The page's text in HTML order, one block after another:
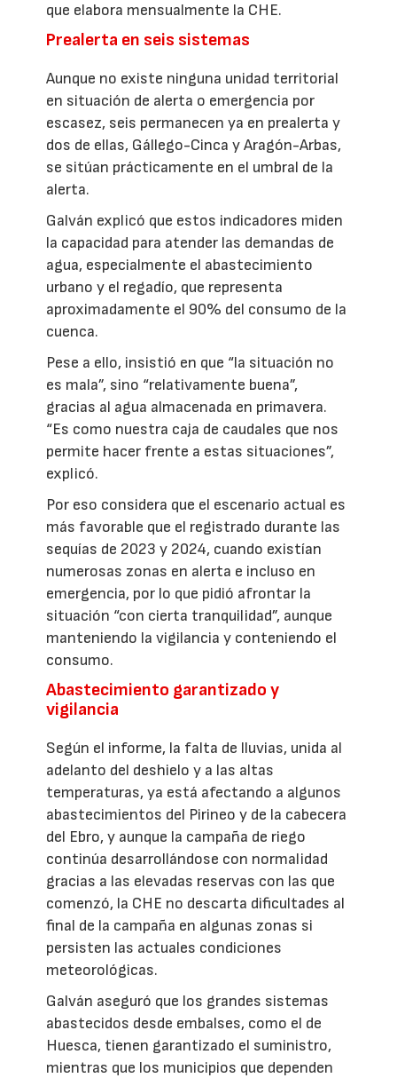
que elabora mensualmente la CHE.
Prealerta en seis sistemas
Aunque no existe ninguna unidad territorial
en situación de alerta o emergencia por
escasez, seis permanecen ya en prealerta y
dos de ellas, Gállego-Cinca y Aragón-Arbas,
se sitúan prácticamente en el umbral de la
alerta.
Galván explicó que estos indicadores miden
la capacidad para atender las demandas de
agua, especialmente el abastecimiento
urbano y el regadío, que representa
aproximadamente el 90% del consumo de la
cuenca.
Pese a ello, insistió en que “la situación no
es mala”, sino “relativamente buena”,
gracias al agua almacenada en primavera.
“Es como nuestra caja de caudales que nos
permite hacer frente a estas situaciones”,
explicó.
Por eso considera que el escenario actual es
más favorable que el registrado durante las
sequías de 2023 y 2024, cuando existían
numerosas zonas en alerta e incluso en
emergencia, por lo que pidió afrontar la
situación “con cierta tranquilidad”, aunque
manteniendo la vigilancia y conteniendo el
consumo.
Abastecimiento garantizado y
vigilancia
Según el informe, la falta de lluvias, unida al
adelanto del deshielo y a las altas
temperaturas, ya está afectando a algunos
abastecimientos del Pirineo y de la cabecera
del Ebro, y aunque la campaña de riego
continúa desarrollándose con normalidad
gracias a las elevadas reservas con las que
comenzó, la CHE no descarta dificultades al
final de la campaña en algunas zonas si
persisten las actuales condiciones
meteorológicas.
Galván aseguró que los grandes sistemas
abastecidos desde embalses, como el de
Huesca, tienen garantizado el suministro,
mientras que los municipios que dependen